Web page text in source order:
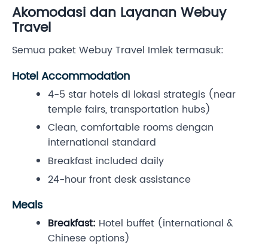
Akomodasi dan Layanan Webuy
Travel
Semua paket Webuy Travel Imlek termasuk:
Hotel Accommodation
4-5 star hotels di lokasi strategis (near
temple fairs, transportation hubs)
Clean, comfortable rooms dengan
international standard
Breakfast included daily
24-hour front desk assistance
Meals
Breakfast: Hotel buffet (international &
Chinese options)